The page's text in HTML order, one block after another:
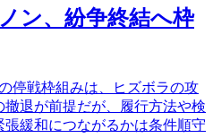
ン、紛争終結へ枠
停戦枠組みは、ヒズボラの攻
退が前提だが、履行方法や検
緩和につながるかは条件順守